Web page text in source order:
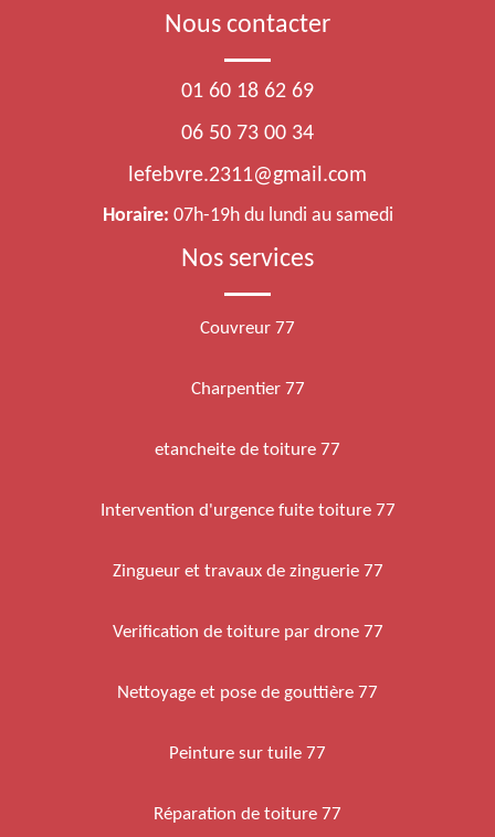
Nous contacter
01 60 18 62 69
06 50 73 00 34
lefebvre.2311@gmail.com
Horaire: 07h-19h du lundi au samedi
Nos services
Couvreur 77
Charpentier 77
etancheite de toiture 77
Intervention d'urgence fuite toiture 77
Zingueur et travaux de zinguerie 77
Verification de toiture par drone 77
Nettoyage et pose de gouttière 77
Peinture sur tuile 77
Réparation de toiture 77